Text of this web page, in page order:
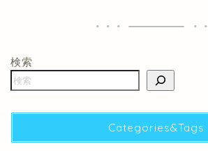
検索
Categories&Tags